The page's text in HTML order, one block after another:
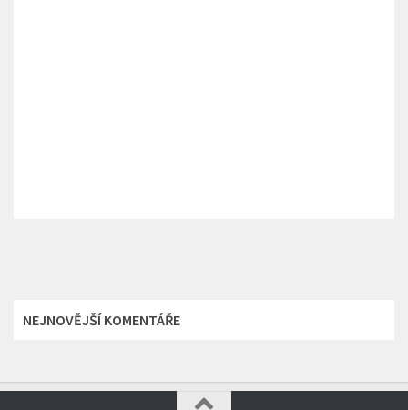
NEJNOVĚJŠÍ KOMENTÁŘE